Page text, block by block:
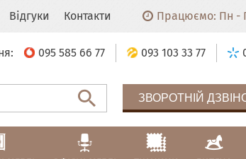
Відгуки Контакти Працюємо: Пн -
095 585 66 77 093 103 33 77
ЗВОРОТНІЙ